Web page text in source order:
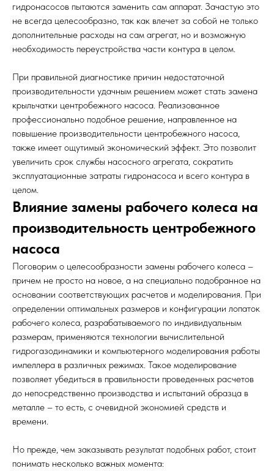
гидронасосов пытаются заменить сам аппарат. Зачастую это
не всегда целесообразно, так как влечет за собой не только
дополнительные расходы на сам агрегат, но и возможную
необходимость переустройства части контура в целом.
При правильной диагностике причин недостаточной
производительности удачным решением может стать замена
крыльчатки центробежного насоса. Реализованное
профессионально подобное решение, направленное на
повышение производительности центробежного насоса,
также имеет ощутимый экономический эффект. Это позволит
увеличить срок службы насосного агрегата, сократить
эксплуатационные затраты гидронасоса и всего контура в
целом.
Влияние замены рабочего колеса на
производительность центробежного
насоса
Поговорим о целесообразности замены рабочего колеса –
причем не просто на новое, а на специально подобранное на
основании соответствующих расчетов и моделирования. При
определении оптимальных размеров и конфигурации лопаток
рабочего колеса, разрабатываемого по индивидуальным
размерам, применяются технологии вычислительной
гидрогазодинамики и компьютерного моделирования работы
импеллера в различных режимах. Такое моделирование
позволяет убедиться в правильности проведенных расчетов
до непосредственно производства и испытаний образца в
металле – то есть, с очевидной экономией средств и
времени.
Но прежде, чем заказывать результат подобных работ, стоит
понимать несколько важных момента: